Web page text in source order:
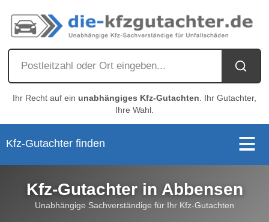
Ihr Recht auf ein unabhängiges Kfz-Gutachten . Ihr Gutachter,
Ihre Wahl.
Kfz-Gutachter finden
Kfz-Gutachter in Abbensen
Unabhängige Sachverständige für Ihr Kfz-Gutachten